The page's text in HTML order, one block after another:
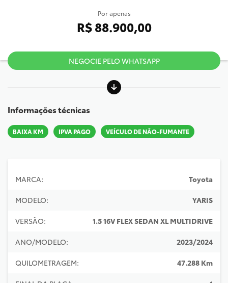
Por apenas
R$ 88.900,00
NEGOCIE PELO WHATSAPP
Informações técnicas
BAIXA KM IPVA PAGO VEÍCULO DE NÃO-FUMANTE
MARCA: Toyota
MODELO: YARIS
VERSÃO: 1.5 16V FLEX SEDAN XL MULTIDRIVE
ANO/MODELO: 2023/2024
QUILOMETRAGEM: 47.288 Km